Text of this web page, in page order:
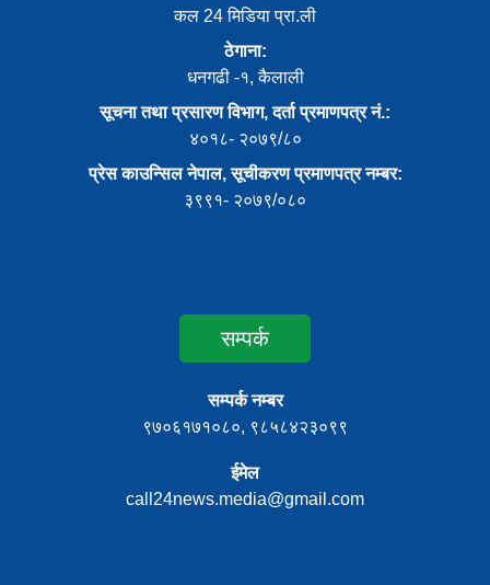
कल 24 मिडिया प्रा.ली
ठेगाना:
धनगढी -१, कैलाली
सूचना तथा प्रसारण विभाग, दर्ता प्रमाणपत्र नं.:
४०१८- २०७९/८०
प्रेस काउन्सिल नेपाल, सूचीकरण प्रमाणपत्र नम्बर:
३९९१- २०७९/०८०
सम्पर्क
सम्पर्क नम्बर
९७०६१७१०८०, ९८५८४२३०९९
ईमेल
call24news.media@gmail.com